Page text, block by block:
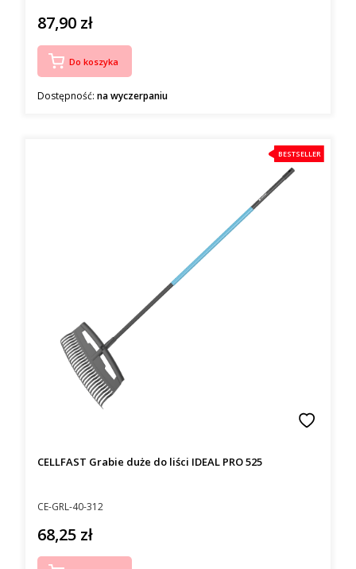
Cena
87,90 zł
Do koszyka
Dostępność: na wyczerpaniu
BESTSELLER
Kod producenta
CE-GRL-40-312
CELLFAST Grabie duże do liści IDEAL PRO 525
Cena
68,25 zł